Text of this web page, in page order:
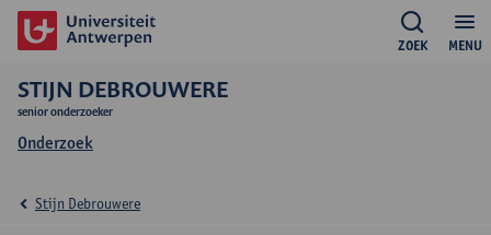
MENU
ZOEK
STIJN DEBROUWERE
senior onderzoeker
Onderzoek
Stijn Debrouwere